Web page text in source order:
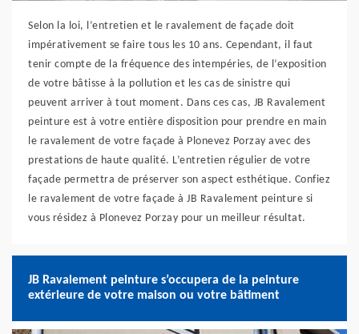
Selon la loi, l’entretien et le ravalement de façade doit
impérativement se faire tous les 10 ans. Cependant, il faut
tenir compte de la fréquence des intempéries, de l’exposition
de votre bâtisse à la pollution et les cas de sinistre qui
peuvent arriver à tout moment. Dans ces cas, JB Ravalement
peinture est à votre entière disposition pour prendre en main
le ravalement de votre façade à Plonevez Porzay avec des
prestations de haute qualité. L’entretien régulier de votre
façade permettra de préserver son aspect esthétique. Confiez
le ravalement de votre façade à JB Ravalement peinture si
vous résidez à Plonevez Porzay pour un meilleur résultat.
JB Ravalement peinture s’occupera de la peinture
extérieure de votre maison ou votre bâtiment